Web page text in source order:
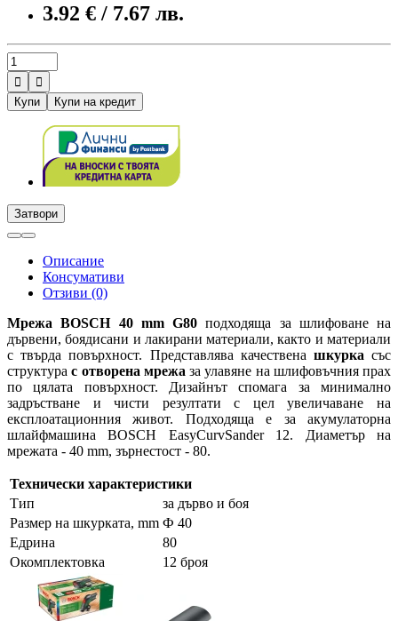
3.92 € / 7.67 лв.


Купи
Купи на кредит
Затвори
Описание
Консумативи
Отзиви (0)
Мрежа BOSCH 40 mm G80 подходяща за шлифоване на
дървени, боядисани и лакирани материали, както и материали
с твърда повърхност. Представлява качествена шкурка със
структурас отворена мрежа за улавяне на шлифовъчния прах
по цялата повърхност. Дизайнът спомага за минимално
задръстване и чисти резултати с цел увеличаване на
експлоатационния живот. Подходяща е за акумулаторна
шлайфмашина BOSCH EasyCurvSander 12. Диаметър на
мрежата - 40 mm, зърнестост - 80.
Технически характеристики
Тип
за дърво и боя
Размер на шкурката, mm Ф 40
Едрина
80
Окомплектовка
12 броя